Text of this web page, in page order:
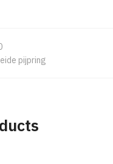
pijpring